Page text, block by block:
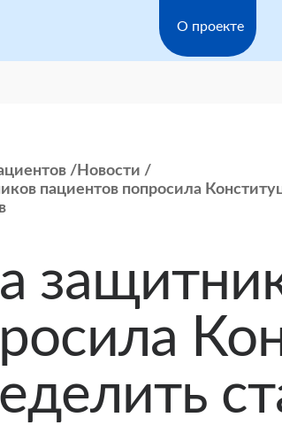
О проекте
Новости
пациентов попросила